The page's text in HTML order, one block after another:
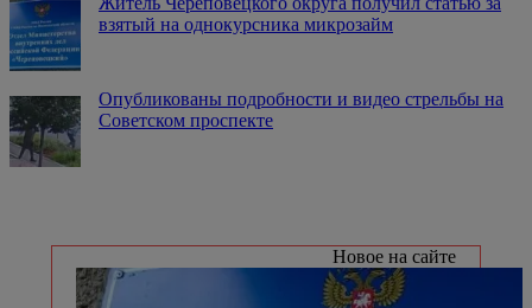
взятый на однокурсника микрозайм
Опубликованы подробности и видео стрельбы на
Советском проспекте
Новое на сайте